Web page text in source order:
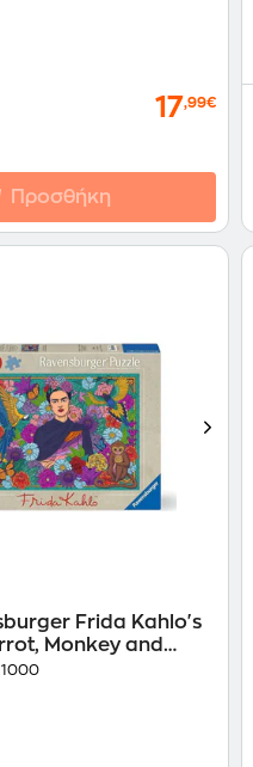
17,99€
Προσθήκη
Frida Kahlo's
Monkey and
Κομμάτια)
1000